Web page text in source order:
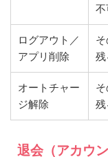
ログアウト／
アプリ削除
残
オートチャー
ジ解除
残
退会（アカウ